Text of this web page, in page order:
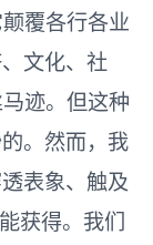
覆各行各业
文化、社
迹。但这种
。然而，我
表象、触及
获得。我们